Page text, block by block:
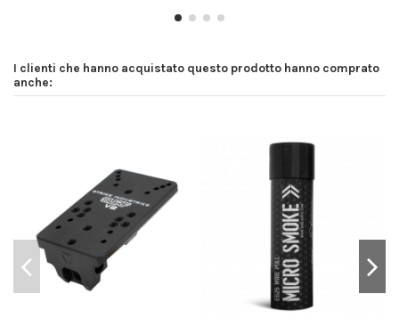
I clienti che hanno acquistato questo prodotto hanno comprato
anche: